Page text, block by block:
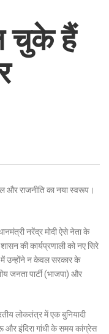
चुके हैं
नरेंद्र मोदी ऐसे नेता के
की कार्यप्रणाली को नए सिरे
उन्होंने न केवल सरकार के
जनता पार्टी (भाजपा) और
लोकतंत्र में एक बुनियादी
इंदिरा गांधी के समय कांग्रेस